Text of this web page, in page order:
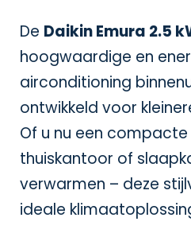
De Daikin Emura 2.5
hoogwaardige en
airconditioning
ontwikkeld voor
Of u nu een
thuiskantoor of
verwarmen – deze
ideale